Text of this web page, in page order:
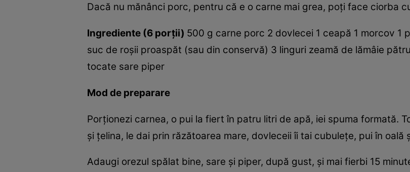
Dacă nu mănânci porc, pentru că e o carne mai grea, poţi face ciorba
Ingrediente (6 porţii) 500 g carne porc 2 dovlecei 1 ceapă 1 morcov
suc de roşii proaspăt (sau din conservă) 3 linguri zeamă de lămâie
tocate sare piper
Mod de preparare
Porţionezi carnea, o pui la fiert în patru litri de apă, iei spuma formată.
şi ţelina, le dai prin răzătoarea mare, dovleceii îi tai cubuleţe, pui în
Adaugi orezul spălat bine, sare şi piper, după gust, şi mai fierbi 15